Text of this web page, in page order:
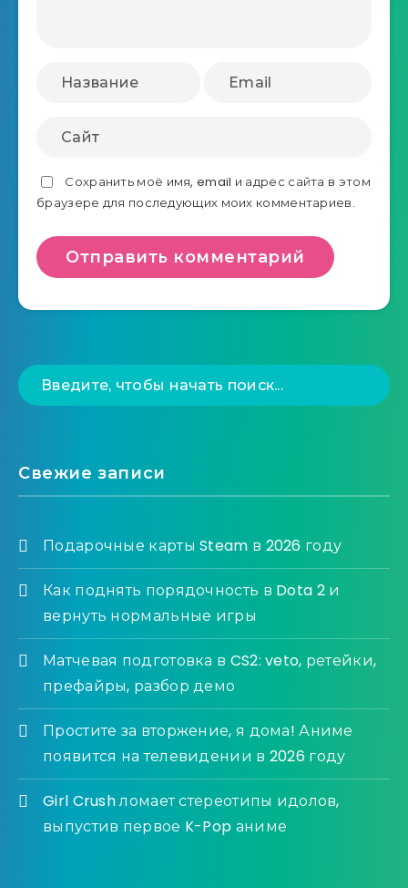
Сохранить моё имя, email и адрес сайта в этом
браузере для последующих моих комментариев.
Свежие записи
Подарочные карты Steam в 2026 году
Как поднять порядочность в Dota 2 и
вернуть нормальные игры
Матчевая подготовка в CS2: veto, ретейки,
префайры, разбор демо
Простите за вторжение, я дома! Аниме
появится на телевидении в 2026 году
Girl Crush ломает стереотипы идолов,
выпустив первое K-Pop аниме